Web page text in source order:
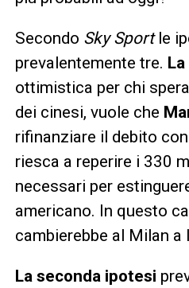
Secondo Sky Sportle
prevalentemente tre.
ottimistica per chi
dei cinesi, vuole che
rifinanziare il debito
riesca a reperire i 330
necessari per
americano. In questo
cambierebbe al Milan
La seconda ipotesi